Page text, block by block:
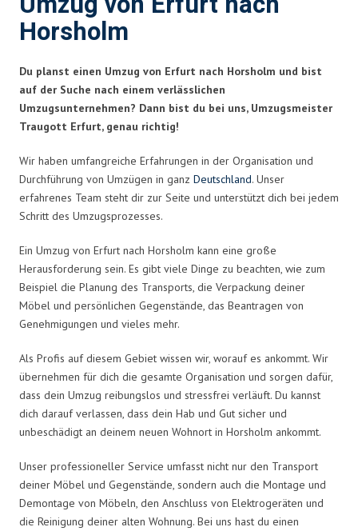
Horsholm
Du planst einen Umzug von Erfurt nach Horsholm und bist
auf der Suche nach einem verlässlichen
Umzugsunternehmen? Dann bist du bei uns, Umzugsmeister
Traugott Erfurt, genau richtig!
Wir haben umfangreiche Erfahrungen in der Organisation und
Durchführung von Umzügen in ganz Deutschland. Unser
erfahrenes Team steht dir zur Seite und unterstützt dich bei jedem
Schritt des Umzugsprozesses.
Ein Umzug von Erfurt nach Horsholm kann eine große
Herausforderung sein. Es gibt viele Dinge zu beachten, wie zum
Beispiel die Planung des Transports, die Verpackung deiner
Möbel und persönlichen Gegenstände, das Beantragen von
Genehmigungen und vieles mehr.
Als Profis auf diesem Gebiet wissen wir, worauf es ankommt. Wir
übernehmen für dich die gesamte Organisation und sorgen dafür,
dass dein Umzug reibungslos und stressfrei verläuft. Du kannst
dich darauf verlassen, dass dein Hab und Gut sicher und
unbeschädigt an deinem neuen Wohnort in Horsholm ankommt.
Unser professioneller Service umfasst nicht nur den Transport
deiner Möbel und Gegenstände, sondern auch die Montage und
Demontage von Möbeln, den Anschluss von Elektrogeräten und
die Reinigung deiner alten Wohnung. Bei uns hast du einen